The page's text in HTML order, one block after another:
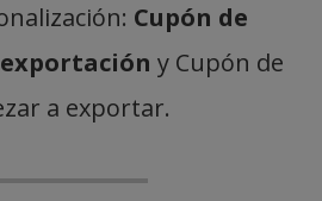
Cupón de
y Cupón de
a exportar.